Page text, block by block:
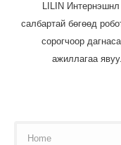
Ўзбек тили
india
Ukrainian
Slovenčina
LILIN
салбартай бөгөөд
сорогчоор
ажиллагаа
Home